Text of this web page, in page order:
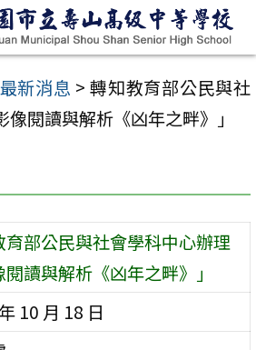
最新消息 > 轉知教育部公民與社
閱讀與解析《凶年之畔》」
育部公民與社會學科中心辦理
閱讀與解析《凶年之畔》」
10 月 18 日